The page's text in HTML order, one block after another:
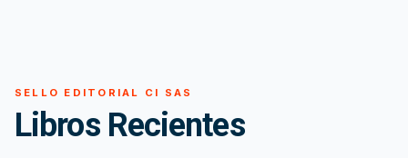
SELLO EDITORIAL CI SAS
Libros Recientes